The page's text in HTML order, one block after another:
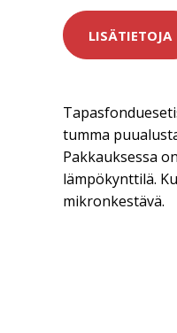
LISÄTIETOJA
tumma
Pakkauksessa
lämpökynttilä.
mikronkestävä.